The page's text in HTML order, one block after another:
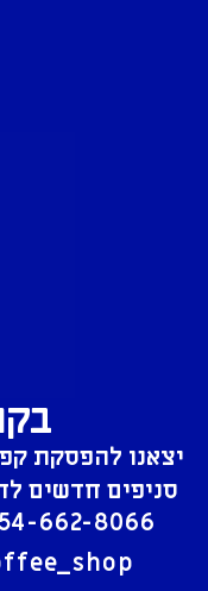
יצאנו להפסקת
סניפים חדשים
662-8066